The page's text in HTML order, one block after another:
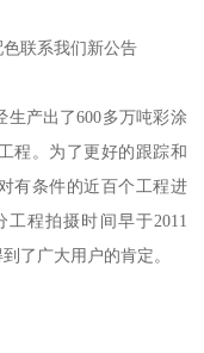
联系我们新公告
生产出了600多万吨彩涂
程。为了更好的跟踪和
有条件的近百个工程进
程拍摄时间早于2011
了广大用户的肯定。